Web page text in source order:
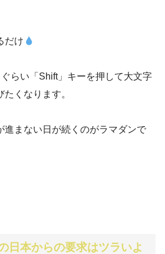
だけ
らい「Shift」キーを押して大文字
くなります。
進まない日が続くのがラマダンで
日本からの要求はツラいよ